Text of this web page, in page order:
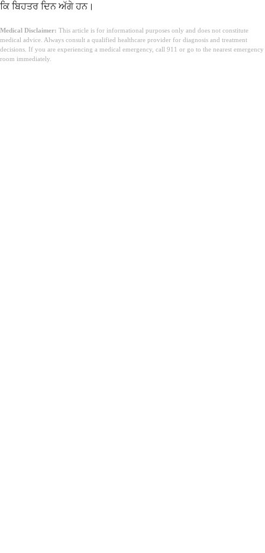
ਕਿ ਬਿਹਤਰ ਦਿਨ ਅੱਗੇ ਹਨ।
Medical Disclaimer: This article is for informational purposes only and does not constitute
medical advice. Always consult a qualified healthcare provider for diagnosis and treatment
decisions. If you are experiencing a medical emergency, call 911 or go to the nearest emergency
room immediately.